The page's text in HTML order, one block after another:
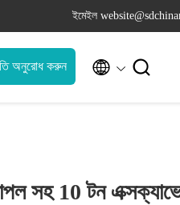
ইমেইল
অনুরোধ করুন  
সহ 10 টন